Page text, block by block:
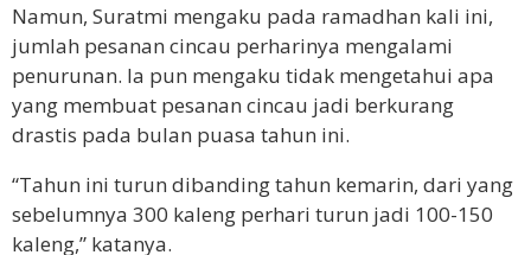
Namun, Suratmi mengaku pada ramadhan kali ini,
jumlah pesanan cincau perharinya mengalami
penurunan. Ia pun mengaku tidak mengetahui apa
yang membuat pesanan cincau jadi berkurang
drastis pada bulan puasa tahun ini.
“Tahun ini turun dibanding tahun kemarin, dari yang
sebelumnya 300 kaleng perhari turun jadi 100-150
kaleng,” katanya.